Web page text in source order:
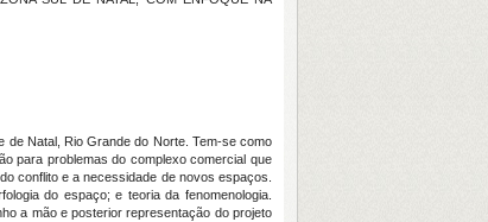
de Natal, Rio Grande do Norte. Tem-se como
para problemas do complexo comercial que
conflito e a necessidade de novos espaços.
do espaço; e teoria da fenomenologia.
a mão e posterior representação do projeto